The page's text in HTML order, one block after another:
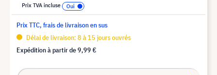
Prix TVA incluse
Prix TTC, frais de livraison en sus
Délai de livraison: 8 à 15 jours ouvrés
Expédition à partir de9,99 €